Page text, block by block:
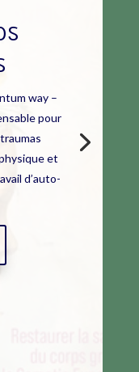
way –
pour
et
d’auto-